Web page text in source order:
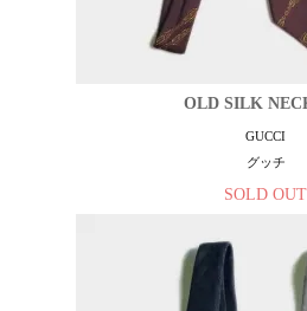
OLD SILK
GUCCI
グッチ
SOLD OUT